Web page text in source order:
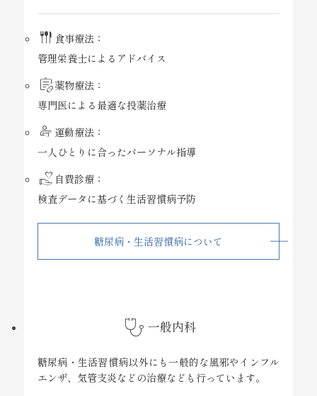
flatware 食事療法：
管理栄養士によるアドバイス
prescriptions薬物療法：
専門医による最適な投薬治療
physical_therapy 運動療法：
一人ひとりに合ったパーソナル指導
volunteer_activism 自費診療：
検査データに基づく生活習慣病予防
糖尿病・生活習慣病について
stethoscope 一般内科
糖尿病・生活習慣病以外にも一般的な風邪やインフル
エンザ、気管支炎などの治療なども行っています。